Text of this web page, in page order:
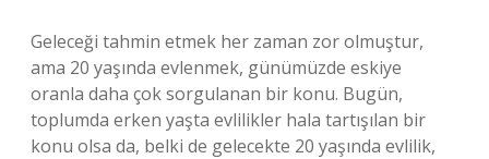
Geleceği tahmin etmek her zaman zor olmuştur,
ama 20 yaşında evlenmek, günümüzde eskiye
oranla daha çok sorgulanan bir konu. Bugün,
toplumda erken yaşta evlilikler hala tartışılan bir
konu olsa da, belki de gelecekte 20 yaşında evlilik,